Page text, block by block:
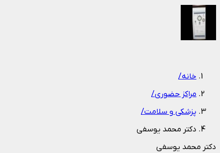
1/1
خانه/
مراکز حضوری/
پزشکی و سلامت/
دکتر محمد یوسفی
دکتر محمد یوسفی